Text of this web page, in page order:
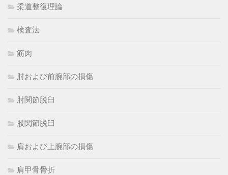
柔道整復理論
検査法
筋肉
肘および前腕部の損傷
肘関節脱臼
股関節脱臼
肩および上腕部の損傷
肩甲骨骨折